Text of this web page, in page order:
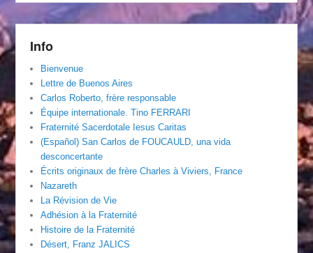
Info
Bienvenue
Lettre de Buenos Aires
Carlos Roberto, frère responsable
Équipe internationale. Tino FERRARI
Fraternité Sacerdotale Iesus Caritas
(Español) San Carlos de FOUCAULD, una vida
desconcertante
Écrits originaux de frère Charles à Viviers, France
Nazareth
La Révision de Vie
Adhésion à la Fraternité
Histoire de la Fraternité
Désert, Franz JALICS